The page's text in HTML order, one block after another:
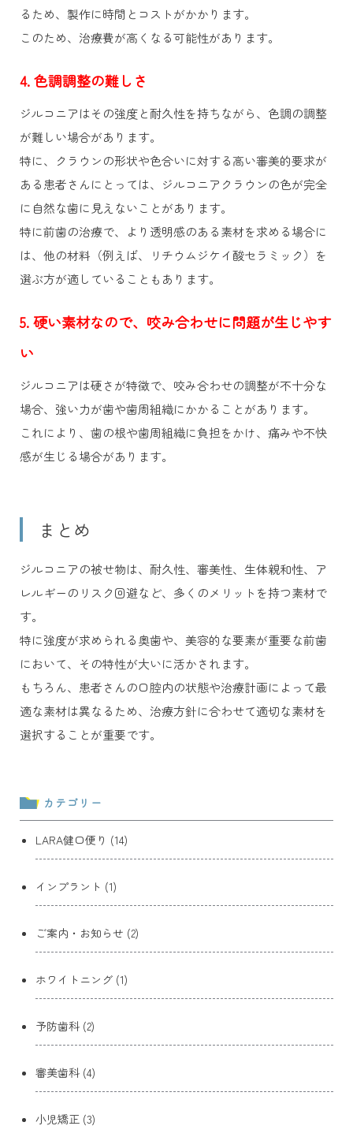
るため、製作に時間とコストがかかります。
このため、治療費が高くなる可能性があります。
4. 色調調整の難しさ
ジルコニアはその強度と耐久性を持ちながら、色調の調整
が難しい場合があります。
特に、クラウンの形状や色合いに対する高い審美的要求が
ある患者さんにとっては、ジルコニアクラウンの色が完全
に自然な歯に見えないことがあります。
特に前歯の治療で、より透明感のある素材を求める場合に
は、他の材料（例えば、リチウムジケイ酸セラミック）を
選ぶ方が適していることもあります。
5. 硬い素材なので、咬み合わせに問題が生じやす
い
ジルコニアは硬さが特徴で、咬み合わせの調整が不十分な
場合、強い力が歯や歯周組織にかかることがあります。
これにより、歯の根や歯周組織に負担をかけ、痛みや不快
感が生じる場合があります。
まとめ
ジルコニアの被せ物は、耐久性、審美性、生体親和性、ア
レルギーのリスク回避など、多くのメリットを持つ素材で
す。
特に強度が求められる奥歯や、美容的な要素が重要な前歯
において、その特性が大いに活かされます。
もちろん、患者さんの口腔内の状態や治療計画によって最
適な素材は異なるため、治療方針に合わせて適切な素材を
選択することが重要です。
カテゴリー
LARA健口便り (14)
インプラント (1)
ご案内・お知らせ (2)
ホワイトニング (1)
予防歯科 (2)
審美歯科 (4)
小児矯正 (3)